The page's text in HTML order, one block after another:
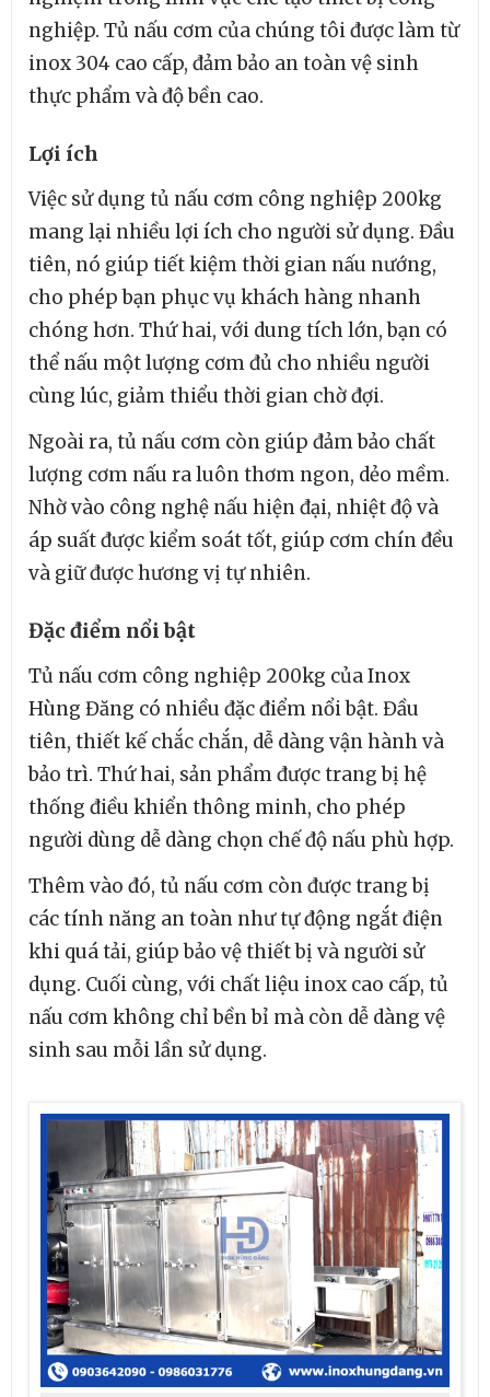
nghiệp. Tủ nấu cơm của chúng tôi được làm từ
inox 304 cao cấp, đảm bảo an toàn vệ sinh
thực phẩm và độ bền cao.
Lợi ích
Việc sử dụng tủ nấu cơm công nghiệp 200kg
mang lại nhiều lợi ích cho người sử dụng. Đầu
tiên, nó giúp tiết kiệm thời gian nấu nướng,
cho phép bạn phục vụ khách hàng nhanh
chóng hơn. Thứ hai, với dung tích lớn, bạn có
thể nấu một lượng cơm đủ cho nhiều người
cùng lúc, giảm thiểu thời gian chờ đợi.
Ngoài ra, tủ nấu cơm còn giúp đảm bảo chất
lượng cơm nấu ra luôn thơm ngon, dẻo mềm.
Nhờ vào công nghệ nấu hiện đại, nhiệt độ và
áp suất được kiểm soát tốt, giúp cơm chín đều
và giữ được hương vị tự nhiên.
Đặc điểm nổi bật
Tủ nấu cơm công nghiệp 200kg của Inox
Hùng Đăng có nhiều đặc điểm nổi bật. Đầu
tiên, thiết kế chắc chắn, dễ dàng vận hành và
bảo trì. Thứ hai, sản phẩm được trang bị hệ
thống điều khiển thông minh, cho phép
người dùng dễ dàng chọn chế độ nấu phù hợp.
Thêm vào đó, tủ nấu cơm còn được trang bị
các tính năng an toàn như tự động ngắt điện
khi quá tải, giúp bảo vệ thiết bị và người sử
dụng. Cuối cùng, với chất liệu inox cao cấp, tủ
nấu cơm không chỉ bền bỉ mà còn dễ dàng vệ
sinh sau mỗi lần sử dụng.